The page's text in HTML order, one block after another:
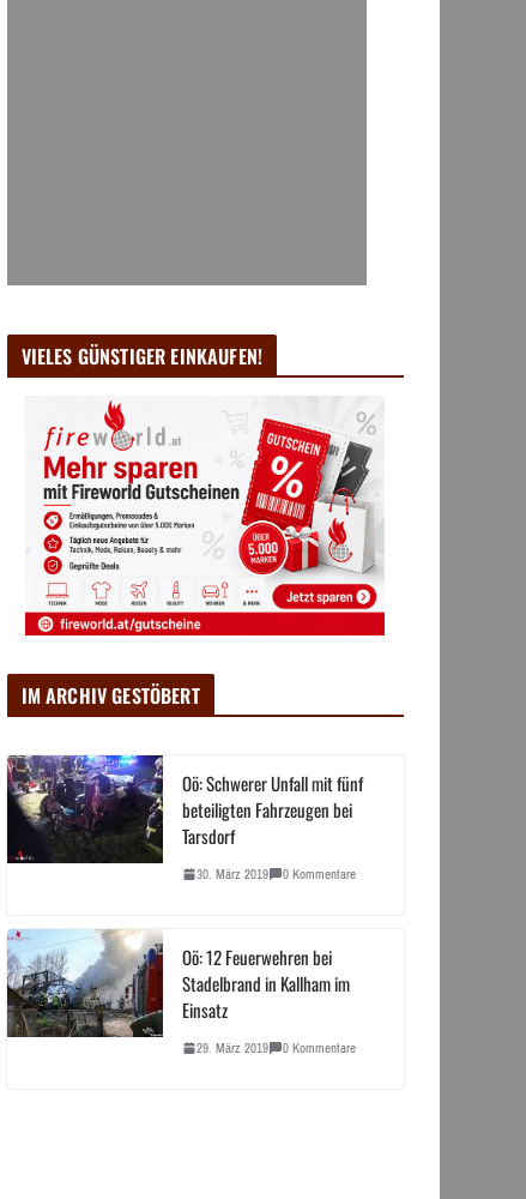
VIELES GÜNSTIGER EINKAUFEN!
IM ARCHIV GESTÖBERT
Oö: Schwerer Unfall mit fünf
beteiligten Fahrzeugen bei
Tarsdorf
30. März 2019 0 Kommentare
Oö: 12 Feuerwehren bei
Stadelbrand in Kallham im
Einsatz
29. März 2019 0 Kommentare